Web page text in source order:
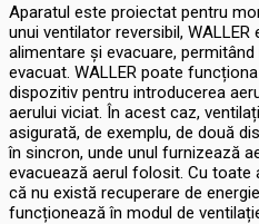
Aparatul este proiectat pentru
unui ventilator reversibil,
alimentare și evacuare,
evacuat. WALLER poate
dispozitiv pentru introducerea
aerului viciat. În acest caz,
asigurată, de exemplu, de două
în sincron, unde unul furnizează
evacuează aerul folosit. Cu
că nu există recuperare de
funcționează în modul de